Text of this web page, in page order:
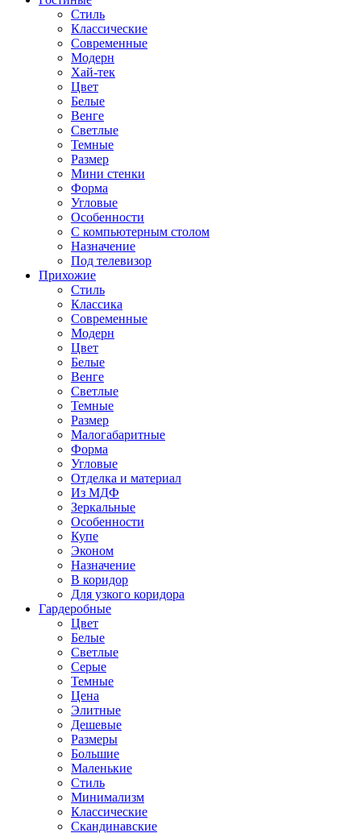
Стиль
Классические
Современные
Модерн
Хай-тек
Цвет
Белые
Венге
Светлые
Темные
Размер
Мини стенки
Форма
Угловые
Особенности
С компьютерным столом
Назначение
Под телевизор
Прихожие
Стиль
Классика
Современные
Модерн
Цвет
Белые
Венге
Светлые
Темные
Размер
Малогабаритные
Форма
Угловые
Отделка и материал
Из МДФ
Зеркальные
Особенности
Купе
Эконом
Назначение
В коридор
Для узкого коридора
Гардеробные
Цвет
Белые
Светлые
Серые
Темные
Цена
Элитные
Дешевые
Размеры
Большие
Маленькие
Стиль
Минимализм
Классические
Скандинавские